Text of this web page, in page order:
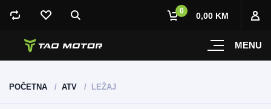
MENU
0 0,00 KM
POČETNA ATV LEŽAJ